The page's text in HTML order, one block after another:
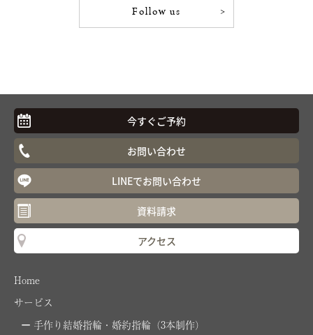
Follow us
今すぐご予約
お問い合わせ
LINEでお問い合わせ
資料請求
アクセス
Home
サービス
手作り結婚指輪・婚約指輪（3本制作）